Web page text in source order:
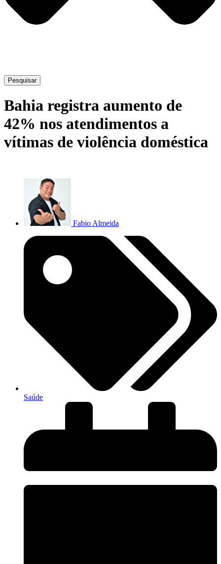
Pesquisar
Bahia registra aumento de
42% nos atendimentos a
vítimas de violência doméstica
Fabio Almeida
Saúde